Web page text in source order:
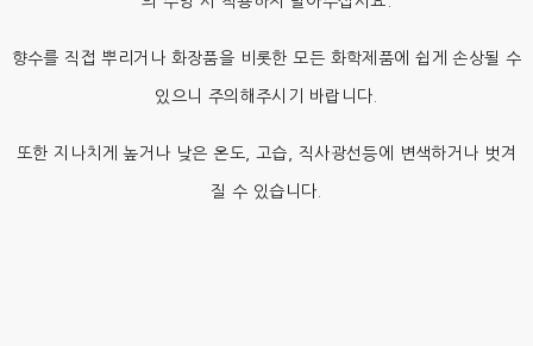
향수를 직접 뿌리거나 화장품을 비롯한 모든 화학제품에 쉽게 손상될 수
있으니 주의해주시기 바랍니다.
또한 지나치게 높거나 낮은 온도, 고습, 직사광선등에 변색하거나 벗겨
질 수 있습니다.